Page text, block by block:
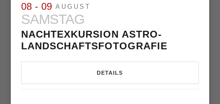
08 - 09 AUGUST
SAMSTAG
NACHTEXKURSION ASTRO-
LANDSCHAFTSFOTOGRAFIE
DETAILS